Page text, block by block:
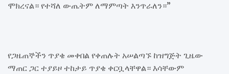
ሞክረናል። የተሻለ ውጤትም ለማምጣት እንጥራለን።”
የጋዜጠኞችን ጥያቄ መቀበል የቀጠሉት አሠልጣኙ ከዝግጅት ጊዜው
ማጠር ጋር ተያይዞ ተከታይ ጥያቄ ቀርቧላቸዋል። እሳቸውም